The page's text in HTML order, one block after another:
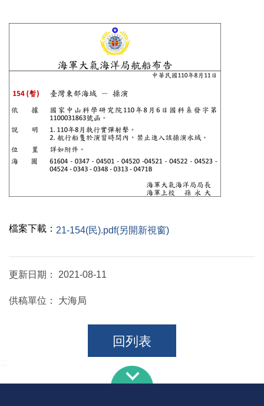
檔案下載： 21-154(民).pdf(另開新視窗)
更新日期： 2021-08-11
供稿單位： 大海局
回列表